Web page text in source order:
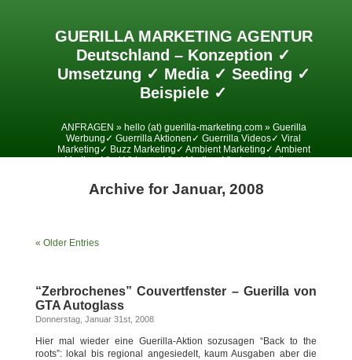
GUERILLA MARKETING AGENTUR
Deutschland – Konzeption ✓
Umsetzung ✓ Media ✓ Seeding ✓
Beispiele ✓
ANFRAGEN » hello (at) guerilla-marketing.com » Guerilla
Werbung✓ Guerrilla Aktionen✓ Guerrilla Videos✓ Viral
Marketing✓ Buzz Marketing✓ Ambient Marketing✓ Ambient
Media✓ Viral Videos✓ Viral Media✓ Viralesmarketing✓
Archive for Januar, 2008
« Older Entries
“Zerbrochenes” Couvertfenster – Guerilla von
GTA Autoglass
Donnerstag, Januar 31st, 2008
Hier mal wieder eine Guerilla-Aktion sozusagen “Back to the
roots”: lokal bis regional angesiedelt, kaum Ausgaben aber die